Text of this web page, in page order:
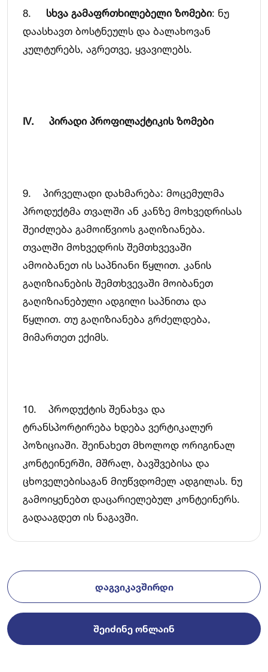
8. სხვა გამაფრთხილებელი ზომები: ნუ
დაასხავთ ბოსტნეულს და ბალახოვან
კულტურებს, აგრეთვე, ყვავილებს.
IV. პირადი პროფილაქტიკის ზომები
9. პირველადი დახმარება: მოცემულმა
პროდუქტმა თვალში ან კანზე მოხვედრისას
შეიძლება გამოიწვიოს გაღიზიანება.
თვალში მოხვედრის შემთხვევაში
ამოიბანეთ ის საპნიანი წყლით. კანის
გაღიზიანების შემთხვევაში მოიბანეთ
გაღიზიანებული ადგილი საპნითა და
წყლით. თუ გაღიზიანება გრძელდება,
მიმართეთ ექიმს.
10. პროდუქტის შენახვა და
ტრანსპორტირება ხდება ვერტიკალურ
პოზიციაში. შეინახეთ მხოლოდ ორიგინალ
კონტეინერში, მშრალ, ბავშვებისა და
ცხოველებისაგან მიუწვდომელ ადგილას. ნუ
გამოიყენებთ დაცარიელებულ კონტეინერს.
გადააგდეთ ის ნაგავში.
ᲓᲐᲒᲕᲘᲙᲐᲕᲨᲘᲠᲓᲘ
ᲨᲔᲘᲫᲘᲜᲔ ᲝᲜᲚᲐᲘᲜ